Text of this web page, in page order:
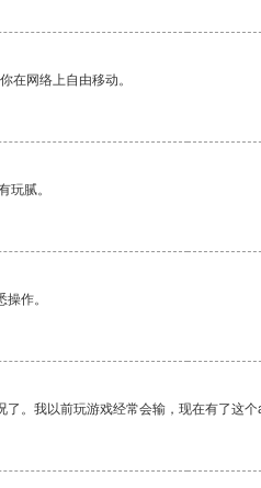
在网络上自由移动。
玩腻。
作。
。我以前玩游戏经常会输，现在有了这个